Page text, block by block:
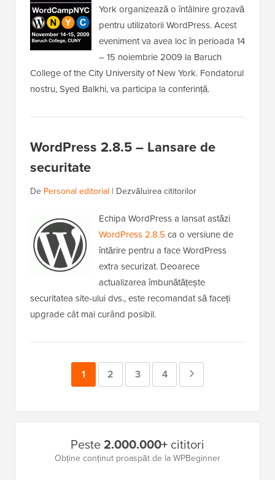
York organizează o întâlnire grozavă
pentru utilizatorii WordPress. Acest
eveniment va avea loc în perioada 14
– 15 noiembrie 2009 la Baruch
College of the City University of New York. Fondatorul
nostru, Syed Balkhi, va participa la conferință.
WordPress 2.8.5 – Lansare de
securitate
De Personal editorial | Dezvăluirea cititorilor
Echipa WordPress a lansat astăzi
WordPress 2.8.5 ca o versiune de
întărire pentru a face WordPress
extra securizat. Deoarece
actualizarea îmbunătățește
securitatea site-ului dvs., este recomandat să faceți
upgrade cât mai curând posibil.
Pagina
1 Pagina
2 Pagina
3 Pagina
4
laterală
principală
Peste2.000.000+ cititori
Obține conținut proaspăt de la WPBeginner